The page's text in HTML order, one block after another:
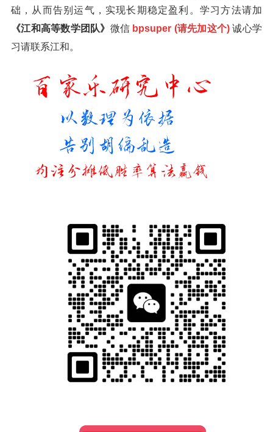
础，从而告别运气，实现长期稳定盈利。学习方法请加
《江和高等数学团队》 微信 bpsuper (请先加这个) 诚心学
习请联系江和。